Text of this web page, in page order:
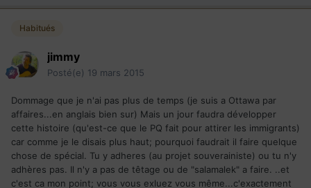
Habitués
jimmy
Posté(e) 19 mars 2015
Dommage que je n'ai pas plus de temps (je suis a Ottawa par
affaires...en anglais bien sur) Mais un jour faudra développer
cette histoire (qu'est-ce que le PQ fait pour attirer les immigrants)
car comme je le disais plus haut; pourquoi faudrait il faire quelque
chose de spécial. Tu y adheres (au projet souverainiste) ou tu n'y
adhères pas. Il n'y a pas de têtage ou de "salamalek" a faire. ..et
c'est ca mon point; vous vous exluez vous même...c'exactement